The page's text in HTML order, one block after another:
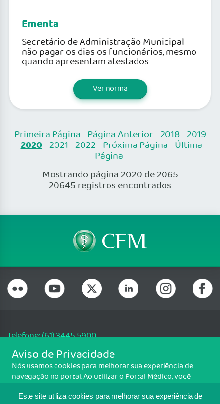
Este site utiliza cookies para melhorar sua experiência de
Ementa
Secretário de Administração Municipal
não pagar os dias os funcionários, mesmo
quando apresentam atestados
Ver norma
Primeira Página Página Anterior 2018 2019
2020 2021 2022 Próxima Página Última
Página
Mostrando página 2020 de 2065
20645 registros encontrados
Telefone: (61) 3445 5900
Email: cfm@portalmedico.org.br
SGAS 616, Conjunto D, Lote 115, L2 Sul, Brasília/DF - CEP: 70200-760 -
CNPJ: 33.583.550/0001-30
Aviso de Privacidade
Nós usamos cookies para melhorar sua experiência de
navegação no portal. Ao utilizar o Portal Médico, você
Para ter mais informações sobre como isso é feito, acesse